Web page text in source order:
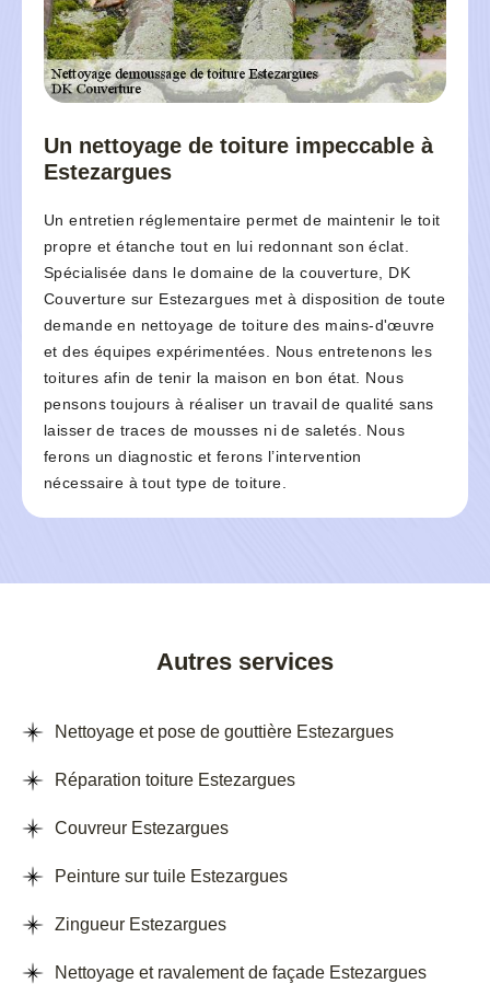
Un nettoyage de toiture impeccable à
Estezargues
Un entretien réglementaire permet de maintenir le toit
propre et étanche tout en lui redonnant son éclat.
Spécialisée dans le domaine de la couverture, DK
Couverture sur Estezargues met à disposition de toute
demande en nettoyage de toiture des mains-d'œuvre
et des équipes expérimentées. Nous entretenons les
toitures afin de tenir la maison en bon état. Nous
pensons toujours à réaliser un travail de qualité sans
laisser de traces de mousses ni de saletés. Nous
ferons un diagnostic et ferons l’intervention
nécessaire à tout type de toiture.
Autres services
Nettoyage et pose de gouttière Estezargues
Réparation toiture Estezargues
Couvreur Estezargues
Peinture sur tuile Estezargues
Zingueur Estezargues
Nettoyage et ravalement de façade Estezargues